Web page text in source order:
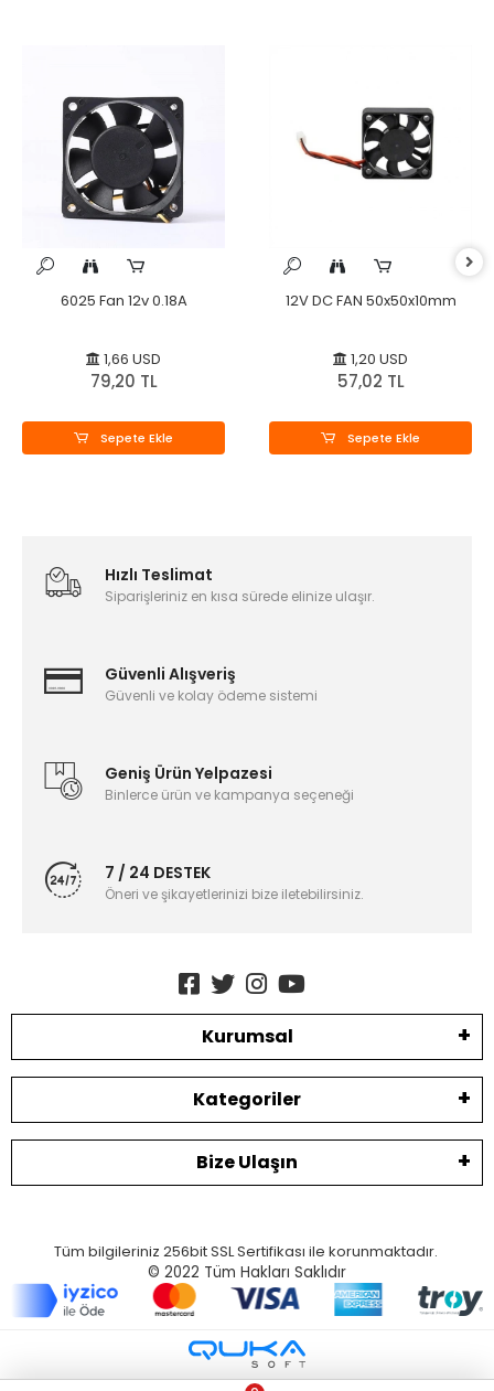
6025 Fan 12v 0.18A
1,66 USD
79,20 TL
Sepete Ekle
12V DC FAN 50x50x10mm
1,20 USD
57,02 TL
Sepete Ekle
Hızlı Teslimat
Siparişleriniz en kısa sürede elinize ulaşır.
Güvenli Alışveriş
Güvenli ve kolay ödeme sistemi
Geniş Ürün Yelpazesi
Binlerce ürün ve kampanya seçeneği
7 / 24 DESTEK
Öneri ve şikayetlerinizi bize iletebilirsiniz.
Kurumsal
Kategoriler
Bize Ulaşın
Tüm bilgileriniz 256bit SSL Sertifikası ile korunmaktadır.
© 2022 Tüm Hakları Saklıdır